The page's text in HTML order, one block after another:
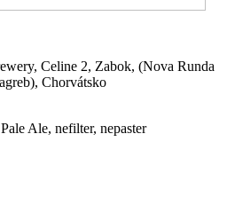
Celine 2, Zabok, (Nova Runda
Chorvátsko
Ale, nefilter, nepaster